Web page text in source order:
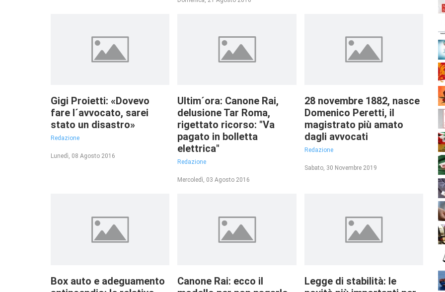
Gigi Proietti: «Dovevo
fare l´avvocato, sarei
stato un disastro»
Redazione
Lunedì, 08 Agosto 2016
Ultim´ora: Canone Rai,
delusione Tar Roma,
rigettato ricorso: "Va
pagato in bolletta
elettrica"
Redazione
Mercoledì, 03 Agosto 2016
28 novembre 1882, nasce
Domenico Peretti, il
magistrato più amato
dagli avvocati
Redazione
Sabato, 30 Novembre 2019
Box auto e adeguamento
Canone Rai: ecco il
Legge di stabilità: le